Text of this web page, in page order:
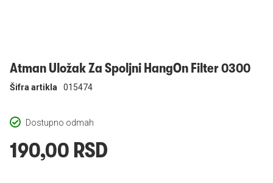
Atman Uložak Za Spoljni HangOn Filter 0300
Dostupno odmah
Šifra artikla 015474
190,00 RSD